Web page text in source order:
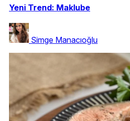
Yeni Trend: Maklube
Simge Manacıoğlu